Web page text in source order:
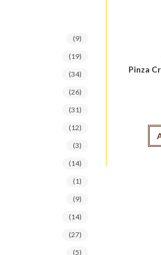
Pinza
(9)
(19)
(34)
(26)
(31)
(12)
(3)
(14)
(1)
(9)
(14)
(27)
(5)